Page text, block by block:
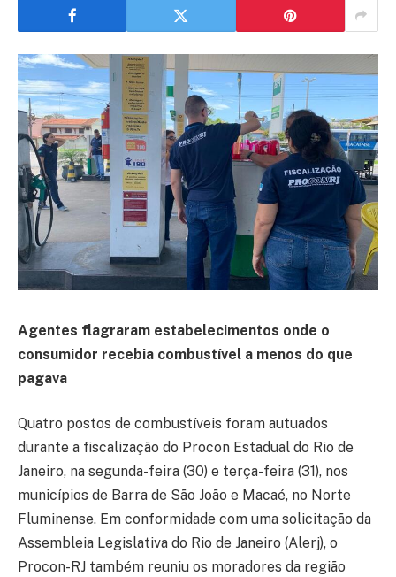
Agentes flagraram estabelecimentos onde o
consumidor recebia combustível a menos do que
pagava
Quatro postos de combustíveis foram autuados
durante a fiscalização do Procon Estadual do Rio de
Janeiro, na segunda-feira (30) e terça-feira (31), nos
municípios de Barra de São João e Macaé, no Norte
Fluminense. Em conformidade com uma solicitação da
Assembleia Legislativa do Rio de Janeiro (Alerj), o
Procon-RJ também reuniu os moradores da região